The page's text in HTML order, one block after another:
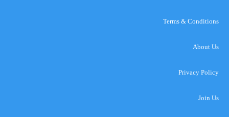
Terms & Conditions
About Us
Privacy Policy
Join Us